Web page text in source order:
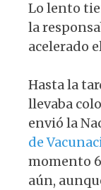
Lo lento
la
acelerado
Hasta la
llevaba
envió la
de
momento
aún,